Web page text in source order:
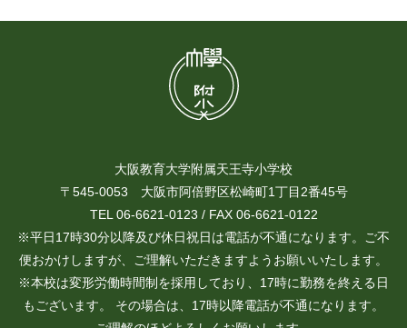
大阪教育大学附属天王寺小学校
〒545-0053 大阪市阿倍野区松崎町1丁目2番45号
TEL 06-6621-0123 / FAX 06-6621-0122
※平日17時30分以降及び休日祝日は電話が不通になります。ご不
便おかけしますが、ご理解いただきますようお願いいたします。
※本校は変形労働時間制を採用しており、17時に勤務を終える日
もございます。 その場合は、17時以降電話が不通になります。